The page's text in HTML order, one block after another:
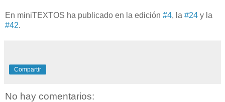
En miniTEXTOS ha publicado en la edición #4, la #24 y la
#42.
Compartir
No hay comentarios: